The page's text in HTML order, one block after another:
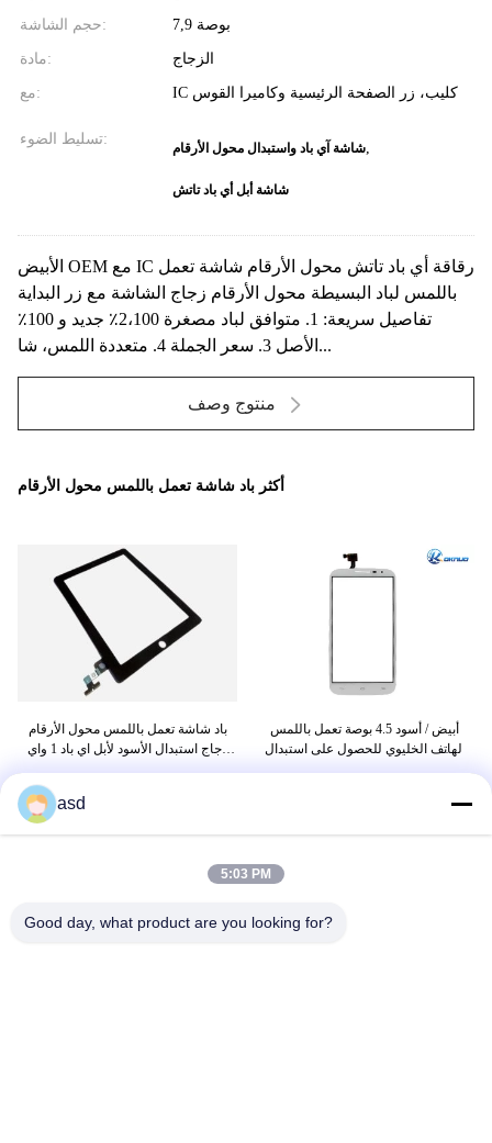
حجم الشاشة: 7,9 بوصة
مادة: الزجاج
مع: IC كليب، زر الصفحة الرئيسية وكاميرا القوس
تسليط الضوء:
شاشة آي باد واستبدال محول الأرقام,
شاشة أبل أي باد تاتش
الأبيض OEM مع IC رقاقة أي باد تاتش محول الأرقام شاشة تعمل
باللمس لباد البسيطة محول الأرقام زجاج الشاشة مع زر البداية
تفاصيل سريعة: 1. متوافق لباد مصغرة 2،100٪ جديد و 100٪
الأصل 3. سعر الجملة 4. متعددة اللمس، شا...
منتوج وصف
أكثر باد شاشة تعمل باللمس محول الأرقام
باد شاشة تعمل باللمس محول الأرقام
زجاج استبدال الأسود لأبل اي باد 1 واي
أبيض / أسود 4.5 بوصة تعمل باللمس
الهاتف الخليوي للحصول على استبدال
بطاقة
شاشة آي باد واستبدال محول الأرقام
asd
5:03 PM
Good day, what product are you looking for?